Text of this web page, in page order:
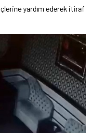
yardım ederek itiraf